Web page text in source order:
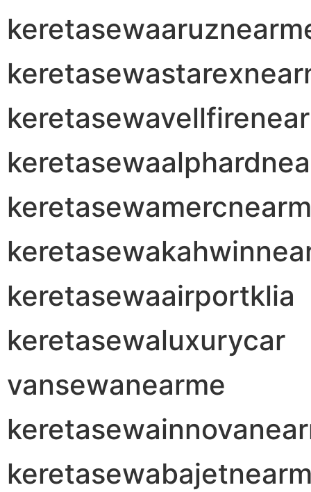
keretasewaairportklia
keretasewaluxurycar
vansewanearme